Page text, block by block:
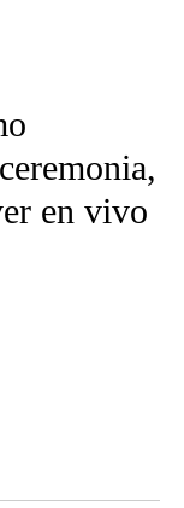
TO RECEIVE
en vivo